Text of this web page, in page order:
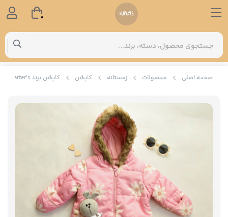
صفحه اصلی محصولات زمستانه کاپشن کاپشن برند Carter's
0